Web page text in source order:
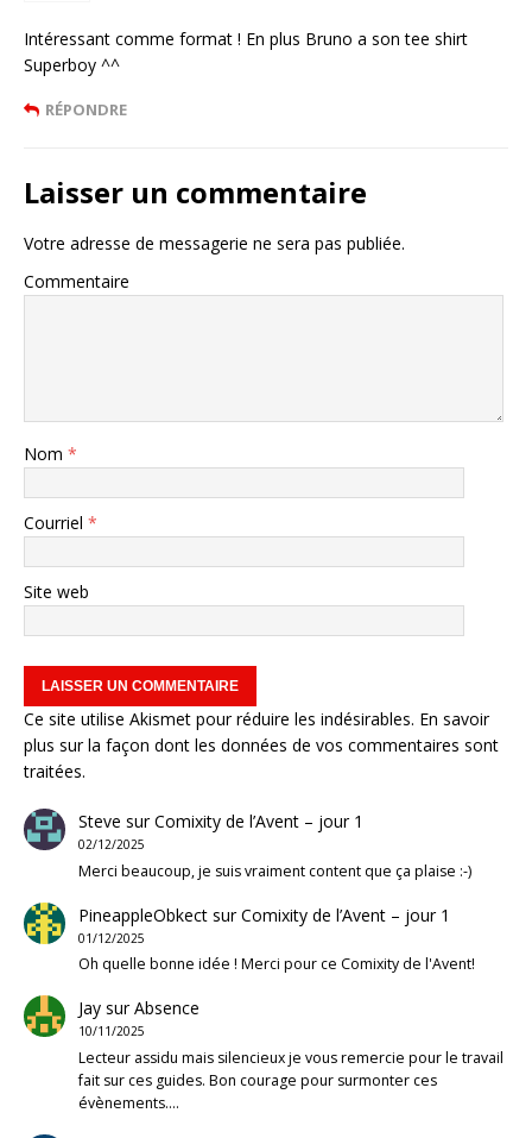
Intéressant comme format ! En plus Bruno a son tee shirt
Superboy ^^
RÉPONDRE
Laisser un commentaire
Votre adresse de messagerie ne sera pas publiée.
Commentaire
Nom *
Courriel *
Site web
Ce site utilise Akismet pour réduire les indésirables. En savoir
plus sur la façon dont les données de vos commentaires sont
traitées.
Steve surComixity de l’Avent – jour 1
02/12/2025
Merci beaucoup, je suis vraiment content que ça plaise :-)
PineappleObkectsurComixity de l’Avent – jour 1
01/12/2025
Oh quelle bonne idée ! Merci pour ce Comixity de l'Avent!
JaysurAbsence
10/11/2025
Lecteur assidu mais silencieux je vous remercie pour le travail
fait sur ces guides. Bon courage pour surmonter ces
évènements.…